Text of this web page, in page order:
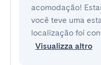
acomodação!
você teve uma
localização foi
Visualizza altro